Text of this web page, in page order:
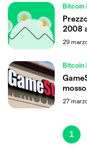
Bitcoin
2008
29
Bitcoin
27
1